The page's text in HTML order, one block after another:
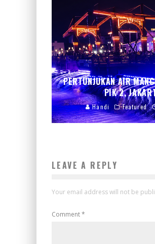
PERTUNJUKAN AIR
PIK 2,
Handi Featured
LEAVE A REPLY
Your email address will not be
Comment*